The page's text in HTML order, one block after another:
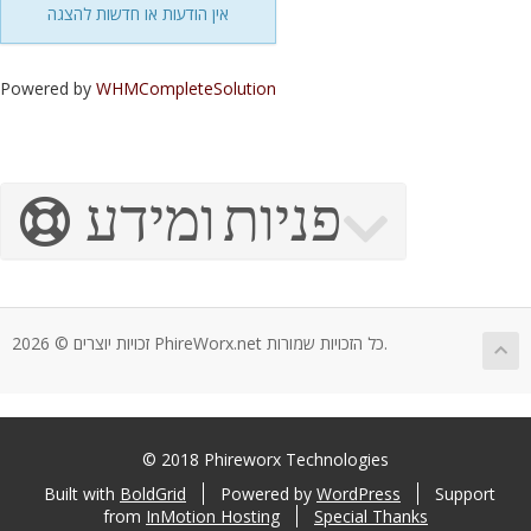
אין הודעות או חדשות להצגה
Powered by WHMCompleteSolution
פניות ומידע
זכויות יוצרים © 2026 PhireWorx.net כל הזכויות שמורות.
© 2018 Phireworx Technologies
Built with BoldGrid Powered by WordPress
Support
from InMotion Hosting Special Thanks